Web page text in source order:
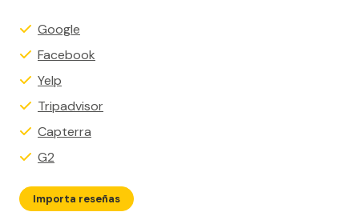
Google
Facebook
Yelp
Tripadvisor
Capterra
G2
Importa reseñas